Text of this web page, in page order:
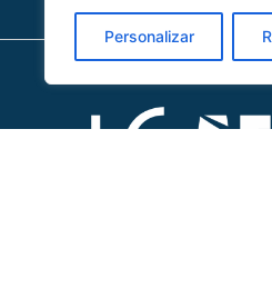
Personalizar